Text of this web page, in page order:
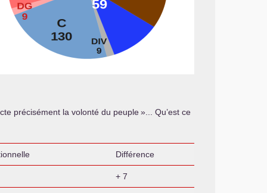
précisément la volonté du peuple»... Qu’est ce
Différence
+ 7